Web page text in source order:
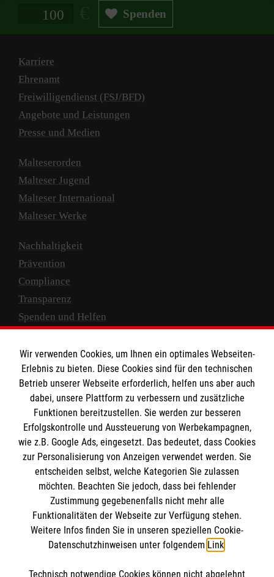
Spendenbetrag in Euro Spenden
Karriere
Ehrenamt
Freiwilligendienst (FSJ/BFD)
Angebote und Leistungen
Presse und Medien
Malteserorden
Malteser Jugend
Malteser International
Malteser Werke
Nachhaltigkeit
Prävention
Compliance
Transparenz
Spenden und Helfen
Empfänger: Malteser Hilfsdienst e.V.
IBAN: DE10 3706 0120 1201 2000 12
BIC: GENODED 1PA7
Newsletter abonnieren
Wir verwenden Cookies, um Ihnen ein optimales Webseiten-
Erlebnis zu bieten. Diese Cookies sind für den technischen
Betrieb unserer Webseite erforderlich, helfen uns aber auch
dabei, unsere Plattform zu verbessern und zusätzliche
Funktionen bereitzustellen. Sie werden zur besseren
Erfolgskontrolle und Aussteuerung von Werbekampagnen,
wie z.B. Google Ads, eingesetzt. Das bedeutet, dass Cookies
zur Personalisierung von Anzeigen verwendet werden. Sie
entscheiden selbst, welche Kategorien Sie zulassen
möchten. Beachten Sie jedoch, dass bei fehlender
Zustimmung gegebenenfalls nicht mehr alle
Funktionalitäten der Webseite zur Verfügung stehen.
Weitere Infos finden Sie in unseren speziellen Cookie-
Datenschutzhinweisen unter folgendem Link.
Technisch notwendige Cookies können nicht abgelehnt